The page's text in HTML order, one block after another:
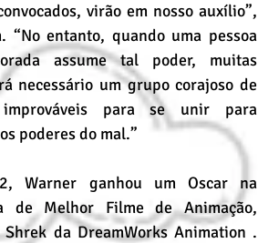
virão em nosso auxílio”,
“No entanto, quando uma pessoa
assume tal poder, muitas
necessário um grupo corajoso de
improváveis ​​para se unir para
poderes do mal.”
Warner ganhou um Oscar na
de Melhor Filme de Animação,
Shrek da DreamWorks Animation .